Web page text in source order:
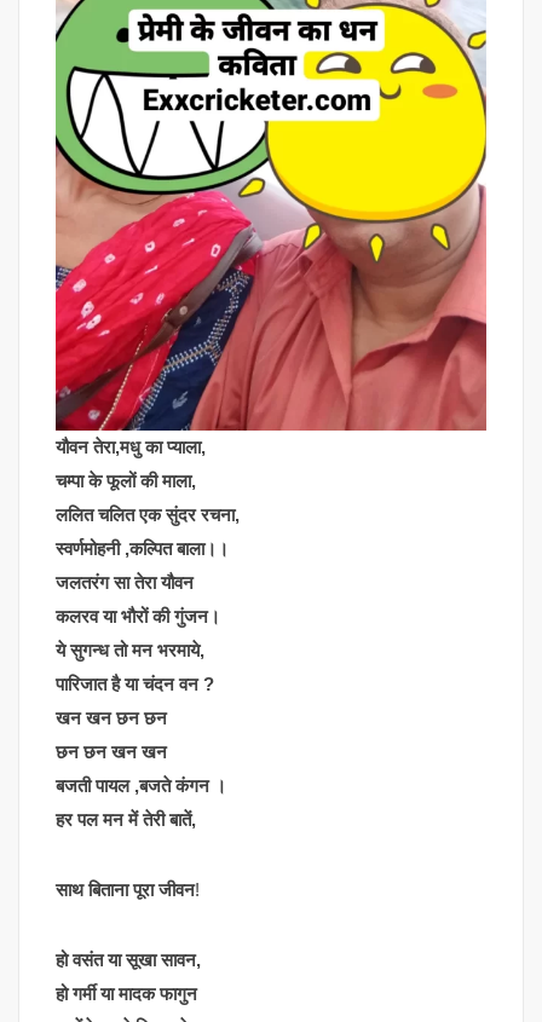
यौवन तेरा,मधु का प्याला,
चम्पा के फूलों की माला,
ललित चलित एक सुंदर रचना,
स्वर्णमोहनी ,कल्पित बाला।।
जलतरंग सा तेरा यौवन
कलरव या भौरों की गुंजन।
ये सुगन्ध तो मन भरमाये,
पारिजात है या चंदन वन ?
खन खन छन छन
छन छन खन खन
बजती पायल ,बजते कंगन ।
हर पल मन में तेरी बातें,
साथ बिताना पूरा जीवन!
हो वसंत या सूखा सावन,
हो गर्मी या मादक फागुन